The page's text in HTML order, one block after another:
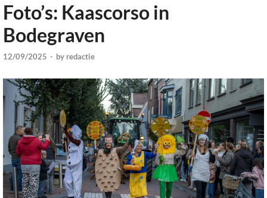
Foto’s: Kaascorso in
Bodegraven
12/09/2025 - by redactie